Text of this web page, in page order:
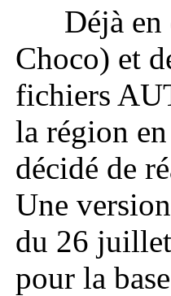
Déjà en
Choco) et
fichiers
la région
décidé de
Une
du 26
pour la